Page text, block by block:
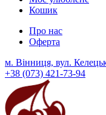
Кошик
Про нас
Оферта
м. Вінниця, вул.
+38 (073) 421-73-94